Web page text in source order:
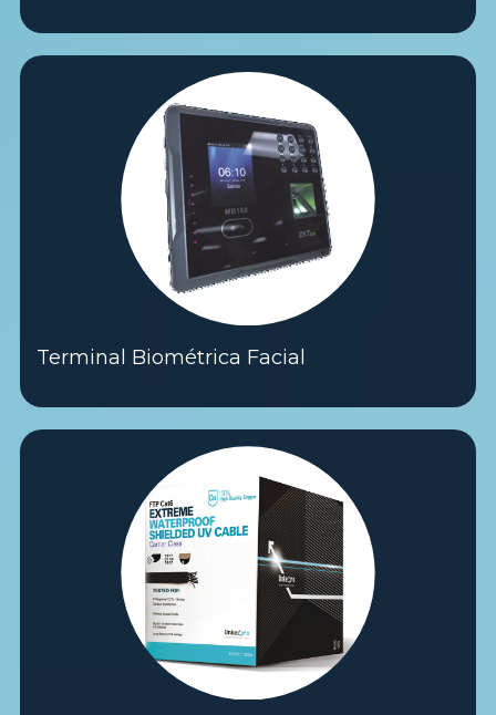
Terminal Biométrica Facial